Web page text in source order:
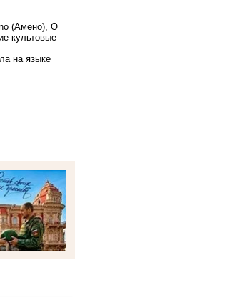
(Амено), O
культовые
на языке